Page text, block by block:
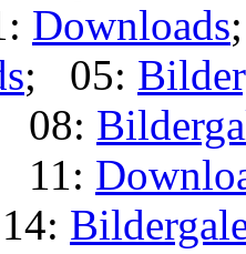
Downloads
; 05:
08:
11: